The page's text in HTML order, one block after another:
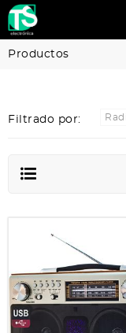
Productos
Filtrado por: